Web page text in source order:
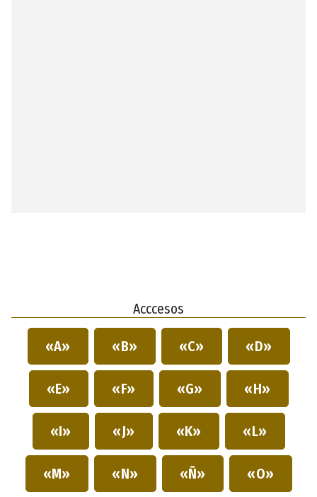
Acccesos
«A» «B» «C» «D»
«E» «F» «G» «H»
«I» «J» «K» «L»
«M» «N» «Ñ» «O»